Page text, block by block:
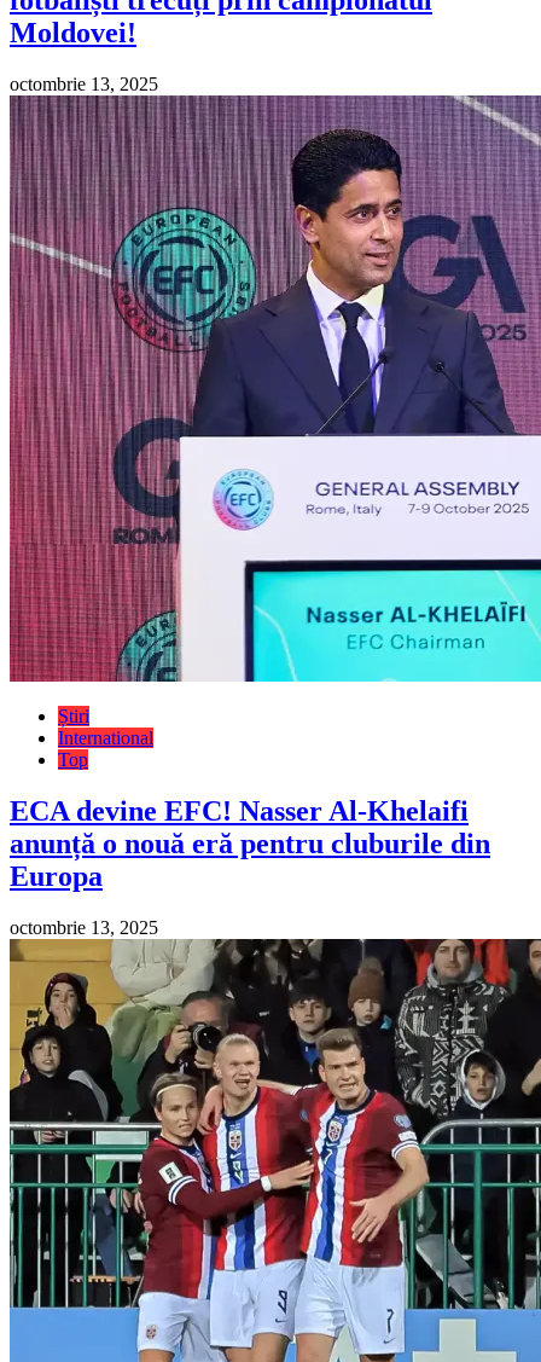
Moldovei!
octombrie 13, 2025
Știri
International
Top
ECA devine EFC! Nasser Al-Khelaifi
anunță o nouă eră pentru cluburile din
Europa
octombrie 13, 2025